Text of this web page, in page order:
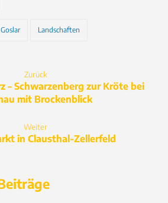
Goslar Landschaften
Zurück
– Schwarzenberg zur Kröte bei
mit Brockenblick
Weiter
in Clausthal-Zellerfeld